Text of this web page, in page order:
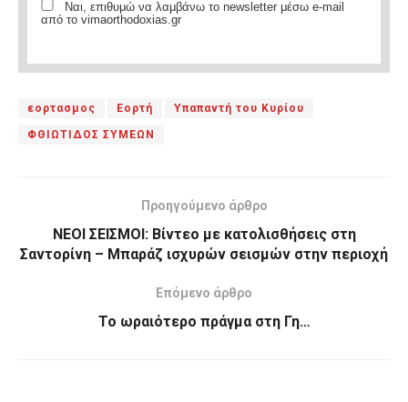
Ναι, επιθυμώ να λαμβάνω το newsletter μέσω e-mail
από το vimaorthodoxias.gr
εορτασμος Εορτή Υπαπαντή του Κυρίου
ΦΘΙΩΤΙΔΟΣ ΣΥΜΕΩΝ
Προηγούμενο άρθρο
ΝΕΟΙ ΣΕΙΣΜΟΙ: Βίντεο με κατολισθήσεις στη
Σαντορίνη – Μπαράζ ισχυρών σεισμών στην περιοχή
Επόμενο άρθρο
Το ωραιότερο πράγμα στη Γη…